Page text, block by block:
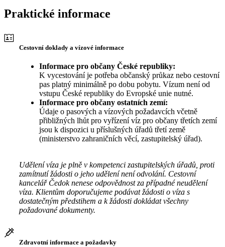
Praktické informace
Cestovní doklady a vízové informace
Informace pro občany České republiky:
K vycestování je potřeba občanský průkaz nebo cestovní
pas platný minimálně po dobu pobytu. Vízum není od
vstupu České republiky do Evropské unie nutné.
Informace pro občany ostatních zemí:
Údaje o pasových a vízových požadavcích včetně
přibližných lhůt pro vyřízení víz pro občany třetích zemí
jsou k dispozici u příslušných úřadů třetí země
(ministerstvo zahraničních věcí, zastupitelský úřad).
Udělení víza je plně v kompetenci zastupitelských úřadů, proti
zamítnutí žádosti o jeho udělení není odvolání. Cestovní
kancelář Čedok nenese odpovědnost za případné neudělení
víza. Klientům doporučujeme podávat žádosti o víza s
dostatečným předstihem a k žádosti dokládat všechny
požadované dokumenty.
Zdravotní informace a požadavky